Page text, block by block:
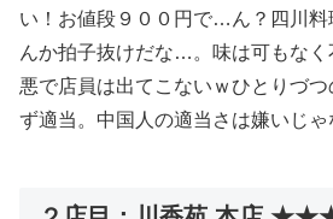
い！お値段９００円で…ん？四川料
んか拍子抜けだな…。味は可もなく
悪で店員は出てこないｗひとりづ
ず適当。中国人の適当さは嫌いじゃ